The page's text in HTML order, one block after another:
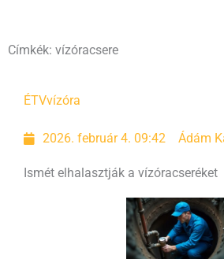
Címkék: vízóracsere
ÉTVvízóra
2026. február 4. 09:42 Ádám
Ismét elhalasztják a vízóracseréket